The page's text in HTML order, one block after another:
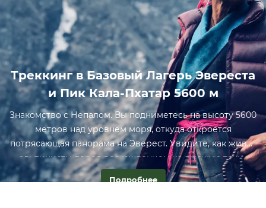
Треккинг в Базовый Лагерь Эвереста
и Пик Кала-Пхатар 5600 м
Знакомство с Непалом. Вы подниметесь на высоту 5600
метров над уровнем моря, откуда откроется
потрясающая панорама на Эверест. Увидите, как живут
альпинисты перед восхождением на высшую точку
мира.
Подробнее